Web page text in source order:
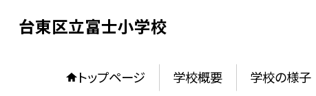
台東区立富士小学校
トップページ 学校概要 学校の様子